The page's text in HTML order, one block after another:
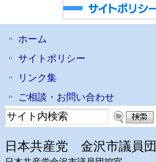
ホーム
サイトポリシー
リンク集
ご相談・お問い合わせ
日本共産党 金沢市議員団